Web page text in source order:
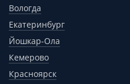
Вологда
Екатеринбург
Йошкар-Ола
Кемерово
Красноярск